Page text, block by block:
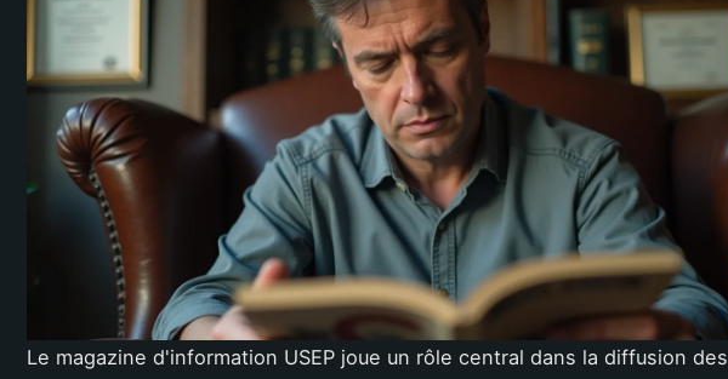
Le magazine d'information USEP joue un rôle central dans la diffusion des